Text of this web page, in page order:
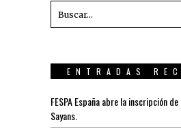
ENTRADAS
FESPA España abre la inscripción
Sayans.